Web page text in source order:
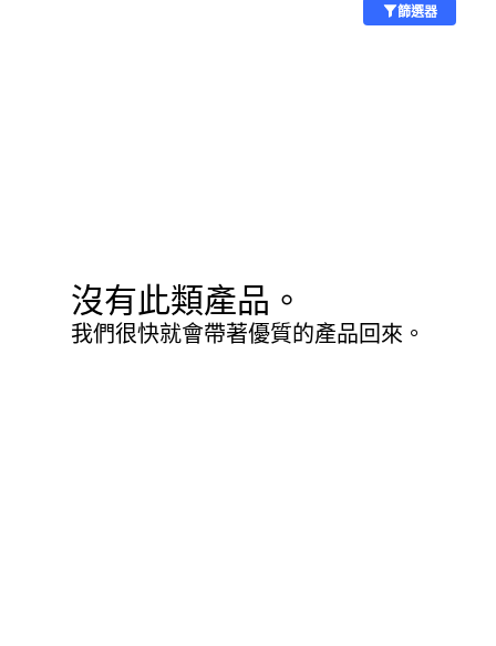
篩選器
沒有此類產品。
我們很快就會帶著優質的產品回來。